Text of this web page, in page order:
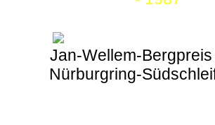
Jan-Wellem-
Nürburgring-